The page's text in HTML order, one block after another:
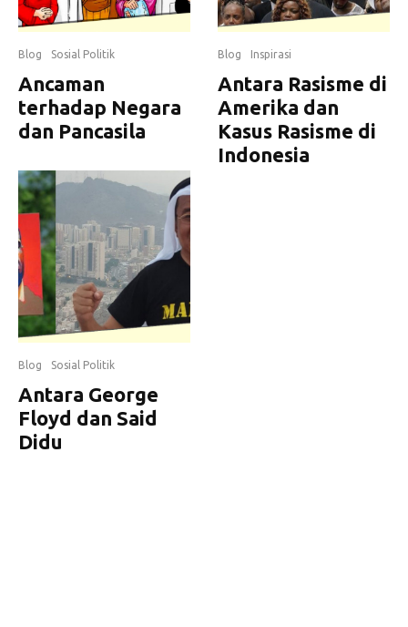
Blog Sosial Politik
Ancaman
terhadap Negara
dan Pancasila
Blog Sosial Politik
Antara George
Floyd dan Said
Didu
Blog Inspirasi
Antara Rasisme di
Amerika dan
Kasus Rasisme di
Indonesia